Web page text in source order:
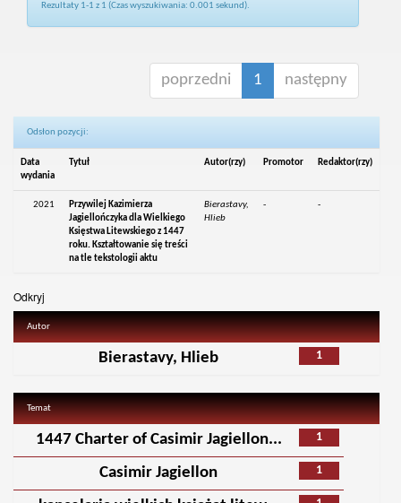
Rezultaty 1-1 z 1 (Czas wyszukiwania: 0.001 sekund).
poprzedni 1 następny
Odsłon pozycji:
Data
wydania
Tytuł Autor(rzy) Promotor Redaktor(rzy)
2021
Przywilej Kazimierza
Jagiellończyka dla Wielkiego
Księstwa Litewskiego z 1447
roku. Kształtowanie się treści
na tle tekstologii aktu
Bierastavy,
Hlieb
- -
Odkryj
Autor
1
Bierastavy, Hlieb
Temat
1
1447 Charter of Casimir Jagiellon...
1
Casimir Jagiellon